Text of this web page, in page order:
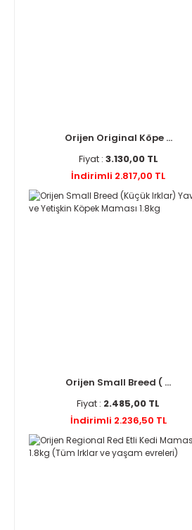
Orijen Original Köpe ...
Fiyat : 3.130,00 TL
İndirimli 2.817,00 TL
Orijen Small Breed ( ...
Fiyat : 2.485,00 TL
İndirimli 2.236,50 TL